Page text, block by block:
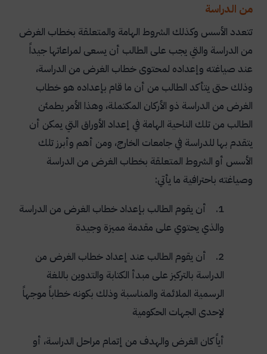
من الدراسة
تتعدد الأسس وكذلك الشروط الهامة والمتعلقة بخطاب الغرض
من الدراسة والتي يجب على الطالب أن يسعى لمراعاتها جيداً
عند صياغته وإعداده لمحتوى خطاب الغرض من الدراسة،
وذلك حتى يتأكد الطالب من أن ما قام بإعداده هو خطاب
الغرض من الدراسة ذو الأركان المكتملة، وهذا الأمر يطمئن
الطالب من تلك الناحية الهامة في إعداد الأوراق التي يمكن أن
يتقدم بها للدراسة في جامعات الخارج، ومن أهم وأبرز تلك
الأسس أو الشروط المتعلقة بخطاب الغرض من الدراسة
وصياغته باحترافية ما يأتي:
1. أن يقوم الطالب بإعداد خطاب الغرض من الدراسة
والذي يحتوي على مقدمة مميزة وجيدة
2. أن يقوم الطالب عند إعداد خطاب الغرض من
الدراسة بالتركيز على مبدأ الكتابة والتدوين باللغة
الرسمية الملائمة والمناسبة وذلك بكونه خطاباً موجهاً
لإحدى الجهات الحكومية
أياً كان الغرض والهدف من إتمام مراحل الدراسة، أو